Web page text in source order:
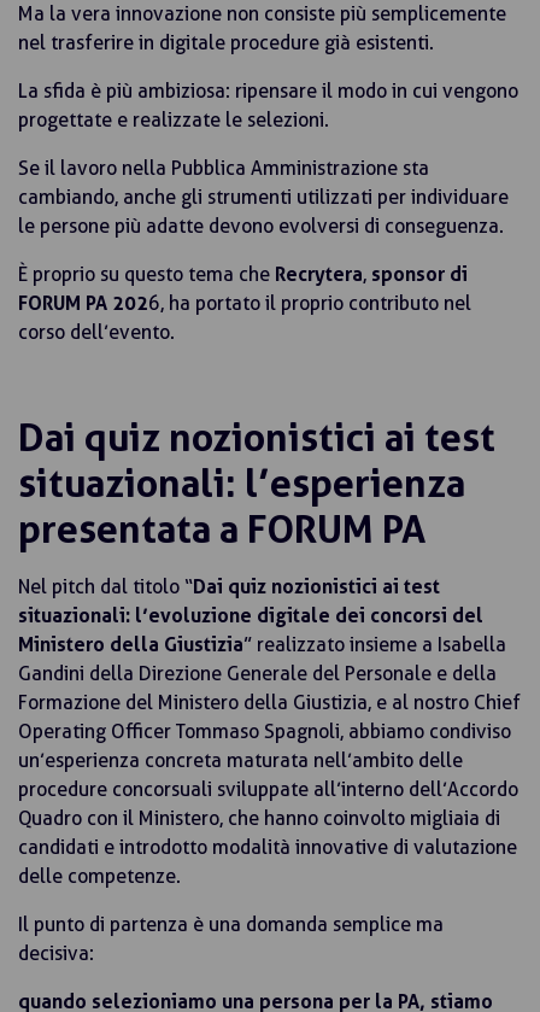
Ma la vera innovazione non consiste più semplicemente
nel trasferire in digitale procedure già esistenti.
La sfida è più ambiziosa: ripensare il modo in cui vengono
progettate e realizzate le selezioni.
Se il lavoro nella Pubblica Amministrazione sta
cambiando, anche gli strumenti utilizzati per individuare
le persone più adatte devono evolversi di conseguenza.
È proprio su questo tema che Recrytera, sponsor di
FORUM PA 2026, ha portato il proprio contributo nel
corso dell’evento.
Dai quiz nozionistici ai test
situazionali: l’esperienza
presentata a FORUM PA
Nel pitch dal titolo “Dai quiz nozionistici ai test
situazionali: l’evoluzione digitale dei concorsi del
Ministero della Giustizia” realizzato insieme a Isabella
Gandini della Direzione Generale del Personale e della
Formazione del Ministero della Giustizia, e al nostro Chief
Operating Officer Tommaso Spagnoli, abbiamo condiviso
un’esperienza concreta maturata nell’ambito delle
procedure concorsuali sviluppate all’interno dell’Accordo
Quadro con il Ministero, che hanno coinvolto migliaia di
candidati e introdotto modalità innovative di valutazione
delle competenze.
Il punto di partenza è una domanda semplice ma
decisiva:
quando selezioniamo una persona per la PA, stiamo